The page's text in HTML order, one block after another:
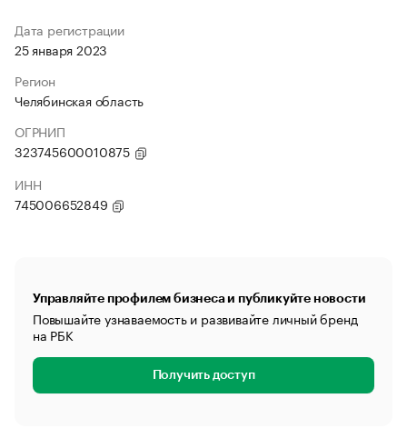
Дата регистрации
25 января 2023
Регион
Челябинская область
ОГРНИП
323745600010875
ИНН
745006652849
Управляйте профилем бизнеса и публикуйте новости
Повышайте узнаваемость и развивайте личный бренд
на РБК
Получить доступ